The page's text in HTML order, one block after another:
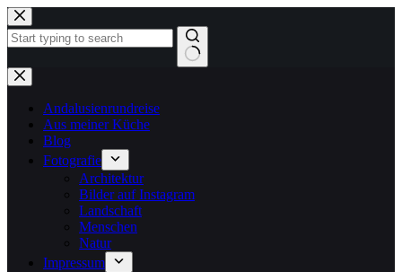
Zum
Inhalt
springen
Keine
Ergebnisse
Andalusienrundreise
Aus meiner Küche
Blog
Fotografie
Architektur
Bilder auf Instagram
Landschaft
Menschen
Natur
Impressum